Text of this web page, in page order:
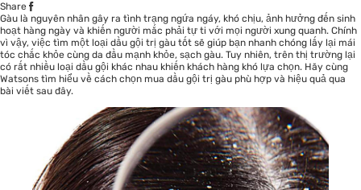
Share
Gàu là nguyên nhân gây ra tình trạng ngứa ngáy, khó chịu, ảnh hưởng đến sinh
hoạt hàng ngày và khiến người mắc phải tự ti với mọi người xung quanh. Chính
vì vậy, việc tìm một loại dầu gội trị gàu tốt sẽ giúp bạn nhanh chóng lấy lại mái
tóc chắc khỏe cùng da đầu mạnh khỏe, sạch gàu. Tuy nhiên, trên thị trường lại
có rất nhiều loại dầu gội khác nhau khiến khách hàng khó lựa chọn. Hãy cùng
Watsons tìm hiểu về cách chọn mua dầu gội trị gàu phù hợp và hiệu quả qua
bài viết sau đây.